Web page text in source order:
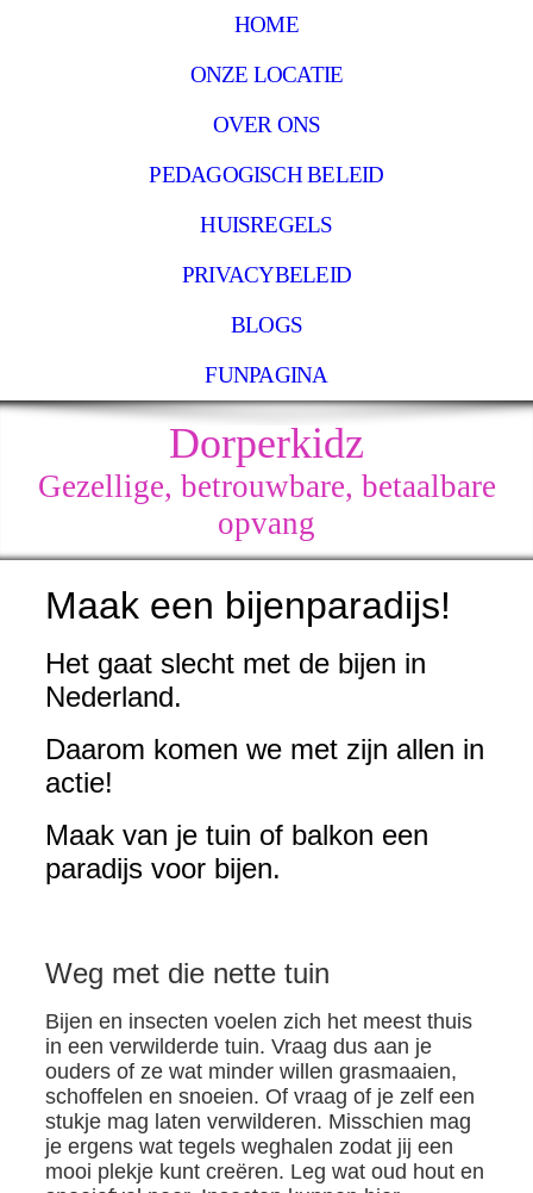
HOME
ONZE LOCATIE
OVER ONS
PEDAGOGISCH BELEID
HUISREGELS
PRIVACYBELEID
BLOGS
FUNPAGINA
Dorperkidz
Gezellige, betrouwbare, betaalbare
opvang
Maak een bijenparadijs!
Het gaat slecht met de bijen in
Nederland.
Daarom komen we met zijn allen in
actie!
Maak van je tuin of balkon een
paradijs voor bijen.
Weg met die nette tuin
Bijen en insecten voelen zich het meest thuis
in een verwilderde tuin. Vraag dus aan je
ouders of ze wat minder willen grasmaaien,
schoffelen en snoeien. Of vraag of je zelf een
stukje mag laten verwilderen. Misschien mag
je ergens wat tegels weghalen zodat jij een
mooi plekje kunt creëren. Leg wat oud hout en